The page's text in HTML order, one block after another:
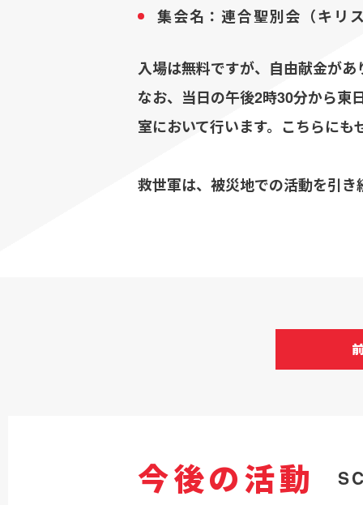
集会名：連合聖別会（キリ
入場は無料ですが、自由献金があ
なお、当日の午後2時30分から
室において行います。こちらにも
救世軍は、被災地での活動を引き
今後の活動